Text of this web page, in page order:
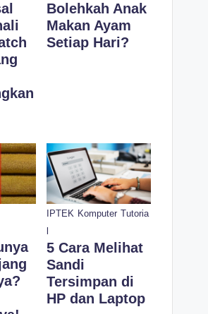
Bolehkah Anak
Makan Ayam
Setiap Hari?
IPTEK Komputer Tutoria
l
5 Cara Melihat
Sandi
Tersimpan di
HP dan Laptop